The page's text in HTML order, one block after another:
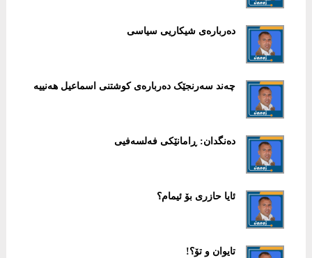
دەربارەی شیکاریی سیاسی
چەند سەرنجێک دەربارەی کوشتنی اسماعیل هەنییە
دەنگدان: ڕامانێکی فەلسەفیی
ئایا حازری بۆ ئیمام؟
تایوان و تۆ؟!